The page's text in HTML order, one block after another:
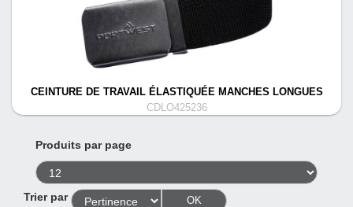
CEINTURE DE TRAVAIL ÉLASTIQUÉE MANCHES LONGUES
CDLO425236
Produits par page
Trier par OK